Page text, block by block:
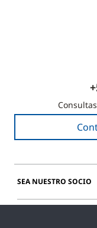
SEA NUESTRO SOCIO